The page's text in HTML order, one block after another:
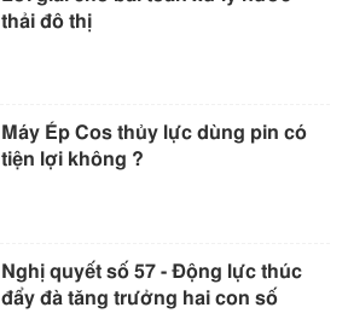
thải đô thị
Máy Ép Cos thủy lực dùng pin có
tiện lợi không ?
Nghị quyết số 57 - Động lực thúc
đẩy đà tăng trưởng hai con số